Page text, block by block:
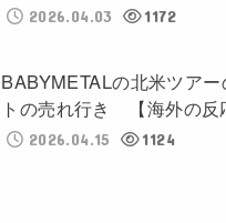
2026.04.03 1172
BABYMETALの北米ツアー
トの売れ行き 【海外の反
2026.04.15 1124